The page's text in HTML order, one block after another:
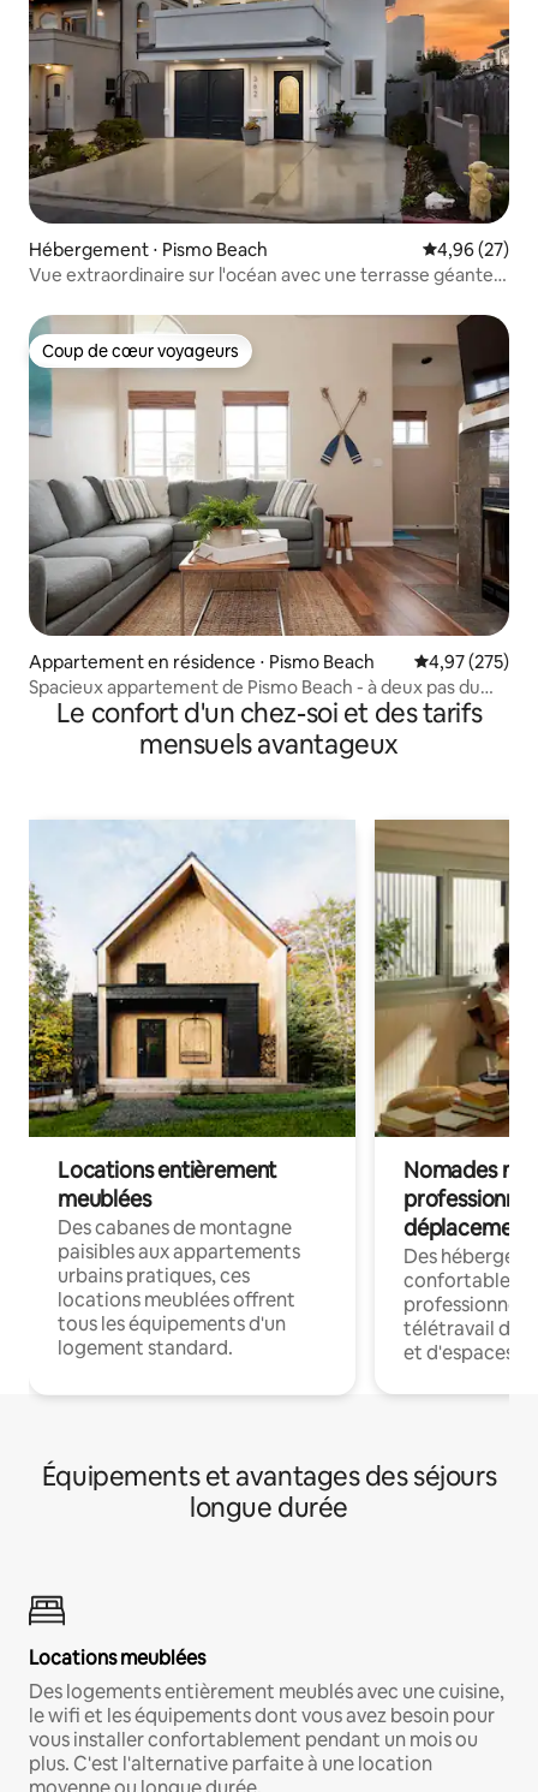
Hébergement ⋅ Pismo Beach Évaluation
4,96 (27)
Vue extraordinaire sur l'océan avec une terrasse géante
Coup de cœur voyageurs
Coup de cœur voyageurs
Appartement en résidence ⋅ Pismo Beach Évaluation
4,97 (275)
Spacieux appartement de Pismo Beach - à deux pas du
sable et des loisirs !
Le confort d'un chez-soi et des tarifs
mensuels avantageux
Locations entièrement
meublées
Des cabanes de montagne
paisibles aux appartements
urbains pratiques, ces
locations meublées offrent
tous les équipements d'un
logement standard.
Nomades
déplacement
Des
confortables
professionnels
télétravail
et d'espaces
Équipements et avantages des séjours
longue durée
Locations meublées
Des logements entièrement meublés avec une cuisine,
le wifi et les équipements dont vous avez besoin pour
vous installer confortablement pendant un mois ou
plus. C'est l'alternative parfaite à une location